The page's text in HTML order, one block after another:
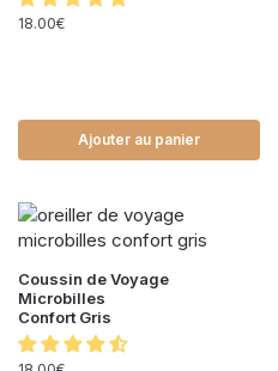
18.00€
Ajouter au panier
Coussin de Voyage
Microbilles
Confort Gris